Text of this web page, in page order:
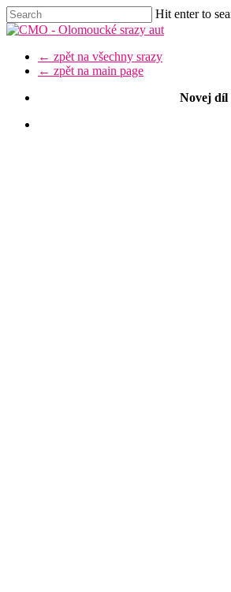
Skip
to
content
Hit enter to
Close
Menu
← zpět na všechny srazy
← zpět na main page
Novej díl